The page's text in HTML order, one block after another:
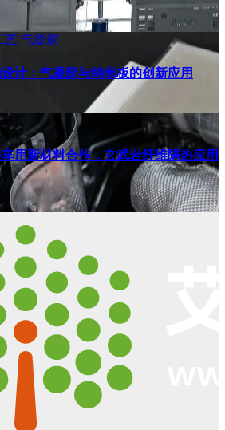
艺 气凝胶
计：气凝胶与纳米板的创新应用
用新材料合作，玄武岩纤维隔热应用